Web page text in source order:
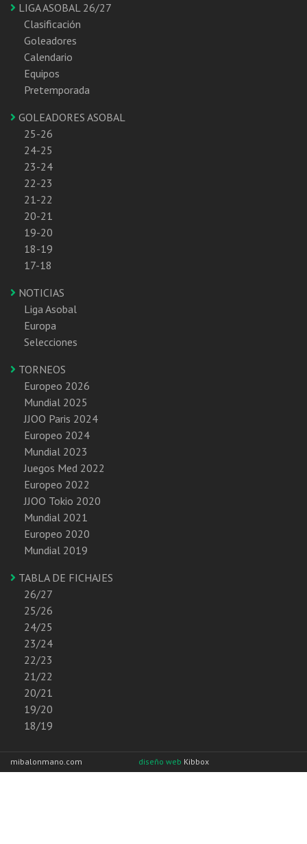
LIGA ASOBAL 26/27
Clasificación
Goleadores
Calendario
Equipos
Pretemporada
GOLEADORES ASOBAL
25-26
24-25
23-24
22-23
21-22
20-21
19-20
18-19
17-18
NOTICIAS
Liga Asobal
Europa
Selecciones
TORNEOS
Europeo 2026
Mundial 2025
JJOO Paris 2024
Europeo 2024
Mundial 2023
Juegos Med 2022
Europeo 2022
JJOO Tokio 2020
Mundial 2021
Europeo 2020
Mundial 2019
TABLA DE FICHAJES
26/27
25/26
24/25
23/24
22/23
21/22
20/21
19/20
18/19
mibalonmano.com diseño web Kibbox